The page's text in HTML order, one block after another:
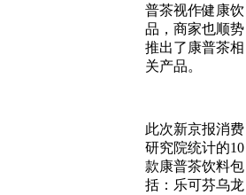
普茶视作健康饮
品，商家也顺势
推出了康普茶相
关产品。
此次新京报消费
研究院统计的10
款康普茶饮料包
括：乐可芬乌龙